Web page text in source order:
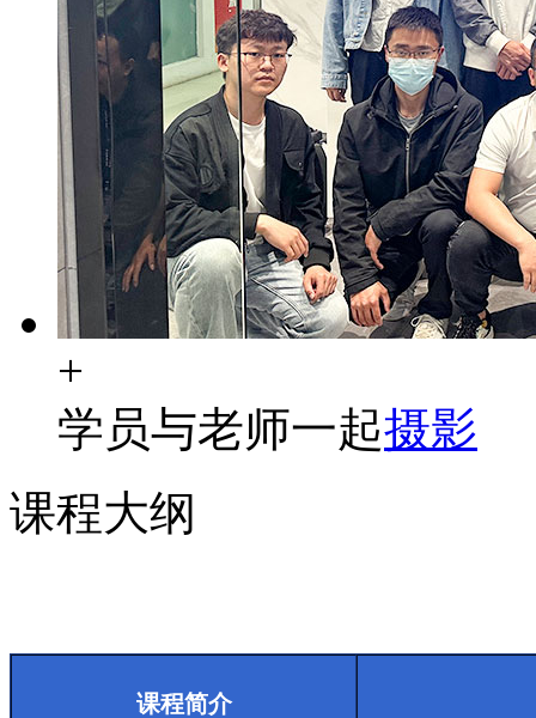
+
学员与老师一起摄影
课程大纲
课程简介